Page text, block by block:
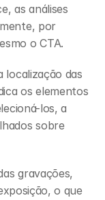
as análises
por
o CTA.
localização das
os elementos
los, a
sobre
gravações,
o que